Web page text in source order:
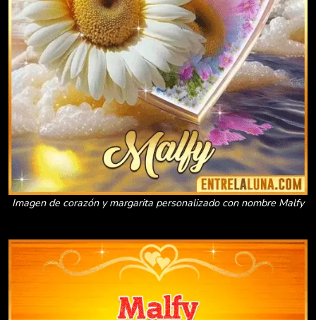
Imagen de corazón y margarita personalizado con nombre Malfy